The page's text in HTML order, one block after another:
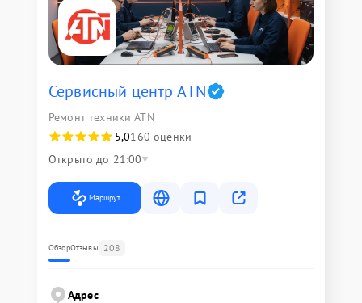
Сервисный центр ATN
Ремонт техники ATN
5,0160 оценки
Открыто до 21:00
Маршрут
ОбзорОтзывы 208
Адрес